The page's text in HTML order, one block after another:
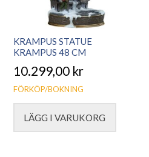
KRAMPUS STATUE
KRAMPUS 48 CM
10.299,00 kr
FÖRKÖP/BOKNING
LÄGG I VARUKORG